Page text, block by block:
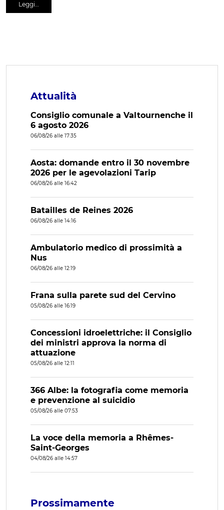
Leggi…
Attualità
Consiglio comunale a Valtournenche il
6 agosto 2026
06/08/26 alle 17:35
Aosta: domande entro il 30 novembre
2026 per le agevolazioni Tarip
06/08/26 alle 16:42
Batailles de Reines 2026
06/08/26 alle 14:16
Ambulatorio medico di prossimità a
Nus
06/08/26 alle 12:19
Frana sulla parete sud del Cervino
05/08/26 alle 16:19
Concessioni idroelettriche: il Consiglio
dei ministri approva la norma di
attuazione
05/08/26 alle 12:11
366 Albe: la fotografia come memoria
e prevenzione al suicidio
05/08/26 alle 07:53
La voce della memoria a Rhêmes-
Saint-Georges
04/08/26 alle 14:57
Prossimamente